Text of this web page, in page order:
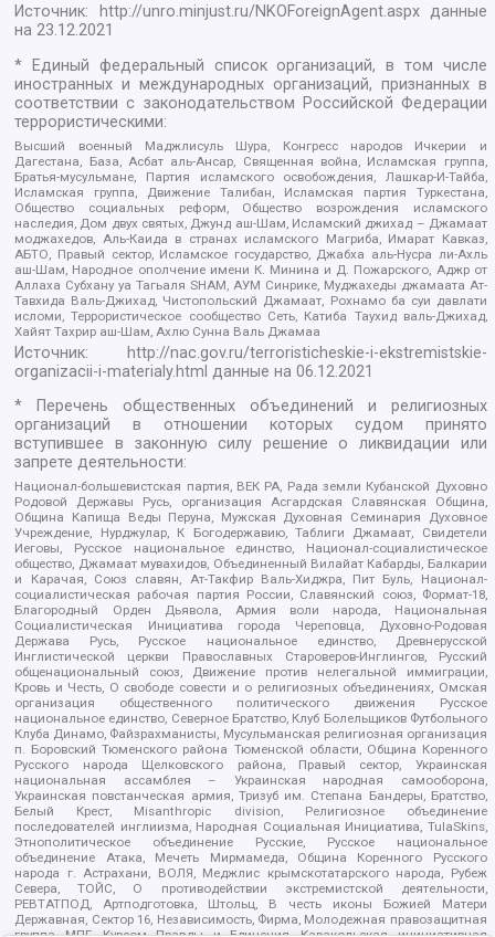
Источник: http://unro.minjust.ru/NKOForeignAgent.aspxданные
на23.12.2021
* Единый федеральный список организаций, в том числе
иностранных и международных организаций, признанных в
соответствии с законодательством Российской Федерации
террористическими:
Высший военный Маджлисуль Шура, Конгресс народов Ичкерии и
Дагестана, База, Асбат аль-Ансар, Священная война, Исламская группа,
Братья-мусульмане, Партия исламского освобождения, Лашкар-И-Тайба,
Исламская группа, Движение Талибан, Исламская партия Туркестана,
Общество социальных реформ, Общество возрождения исламского
наследия, Дом двух святых, Джунд аш-Шам, Исламский джихад – Джамаат
моджахедов, Аль-Каида в странах исламского Магриба, Имарат Кавказ,
АБТО, Правый сектор, Исламское государство, Джабха аль-Нусра ли-Ахль
аш-Шам, Народное ополчение имени К. Минина и Д. Пожарского, Аджр от
Аллаха Субхану уа Тагьаля SHAM, АУМ Синрике, Муджахеды джамаата Ат-
Тавхида Валь-Джихад, Чистопольский Джамаат, Рохнамо ба суи давлати
исломи, Террористическое сообщество Сеть, Катиба Таухид валь-Джихад,
Хайят Тахрир аш-Шам, Ахлю Сунна Валь Джамаа
Источник:
http://nac.gov.ru/terroristicheskie-i-ekstremistskie-
organizacii-i-materialy.html данные на06.12.2021
* Перечень общественных объединений и религиозных
организаций в отношении которых судом принято
вступившее в законную силу решение о ликвидации или
запрете деятельности:
Национал-большевистская партия, ВЕК РА, Рада земли Кубанской Духовно
Родовой Державы Русь, организация Асгардская Славянская Община,
Община Капища Веды Перуна, Мужская Духовная Семинария Духовное
Учреждение, Нурджулар, К Богодержавию, Таблиги Джамаат, Свидетели
Иеговы, Русское национальное единство, Национал-социалистическое
общество, Джамаат мувахидов, Объединенный Вилайат Кабарды, Балкарии
и Карачая, Союз славян, Ат-Такфир Валь-Хиджра, Пит Буль, Национал-
социалистическая рабочая партия России, Славянский союз, Формат-18,
Благородный Орден Дьявола, Армия воли народа, Национальная
Социалистическая Инициатива города Череповца, Духовно-Родовая
Держава Русь, Русское национальное единство, Древнерусской
Инглистической церкви Православных Староверов-Инглингов, Русский
общенациональный союз, Движение против нелегальной иммиграции,
Кровь и Честь, О свободе совести и о религиозных объединениях, Омская
организация общественного политического движения Русское
национальное единство, Северное Братство, Клуб Болельщиков Футбольного
Клуба Динамо, Файзрахманисты, Мусульманская религиозная организация
п. Боровский Тюменского района Тюменской области, Община Коренного
Русского народа Щелковского района, Правый сектор, Украинская
национальная ассамблея – Украинская народная самооборона,
Украинская повстанческая армия, Тризуб им. Степана Бандеры, Братство,
Белый Крест, Misanthropic division, Религиозное объединение
последователей инглиизма, Народная Социальная Инициатива, TulaSkins,
Этнополитическое объединение Русские, Русское национальное
объединение Атака, Мечеть Мирмамеда, Община Коренного Русского
народа г. Астрахани, ВОЛЯ, Меджлис крымскотатарского народа, Рубеж
Севера, ТОЙС, О противодействии экстремистской деятельности,
РЕВТАТПОД, Артподготовка, Штольц, В честь иконы Божией Матери
Державная, Сектор 16, Независимость, Фирма, Молодежная правозащитная